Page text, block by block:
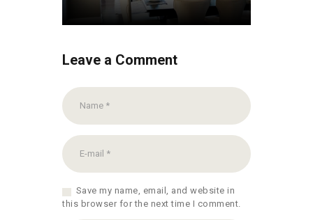
Leave a Comment
Save my name, email, and website in
this browser for the next time I comment.